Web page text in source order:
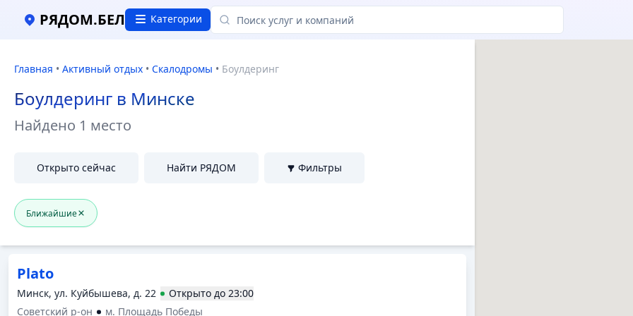
РЯДОМ.БЕЛ Категории
Главная • Активный отдых • Скалодромы • Боулдеринг
Боулдеринг в Минске
Найдено 1 место
Открыто сейчас Найти РЯДОМ Фильтры
Ближайшие
Plato
Минск, ул. Куйбышева, д. 22 Открыто до 23:00
Советский р-он
м. Площадь Победы
Боулдеринг в Минске, Отзывы и цены